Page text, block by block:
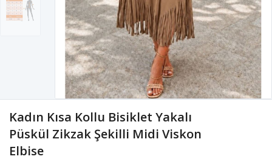
Kadın Kısa Kollu Bisiklet Yakalı
Püskül Zikzak Şekilli Midi Viskon
Elbise